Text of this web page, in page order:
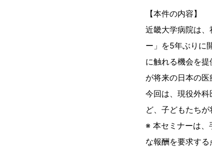
【本件の内容】
近畿大学病院は
ー」を5年ぶりに
に触れる機会を
が将来の日本の医
今回は、現役外
ど、子どもたち
※ 本セミナーは、
な報酬を要求す